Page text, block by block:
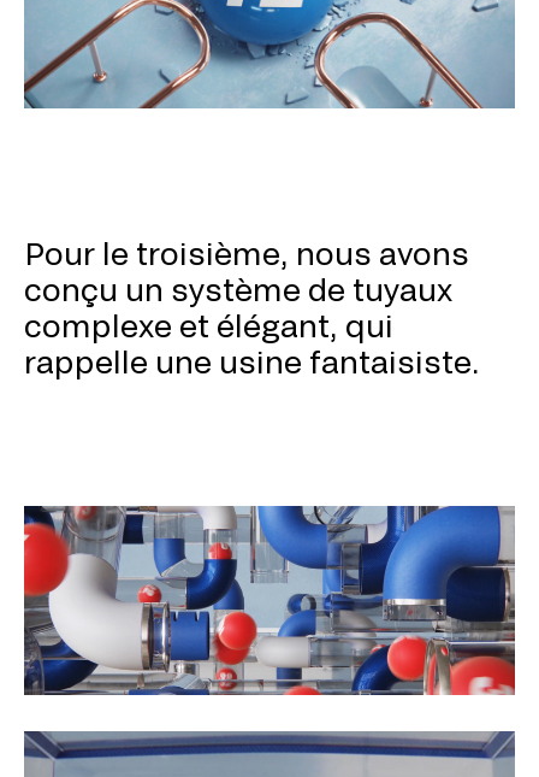
Pour le troisième, nous avons
conçu un système de tuyaux
complexe et élégant, qui
rappelle une usine fantaisiste.